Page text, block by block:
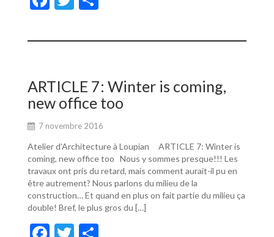
e
o
o
k
itt ta
er
ARTICLE 7: Winter is coming,
new office too
7 novembre 2016
Atelier d’Architecture à Loupian ARTICLE 7: Winter is
coming, new office too Nous y sommes presque!!! Les
travaux ont pris du retard, mais comment aurait-il pu en
être autrement? Nous parlons du milieu de la
construction… Et quand en plus on fait partie du milieu ça
double! Bref, le plus gros du […]